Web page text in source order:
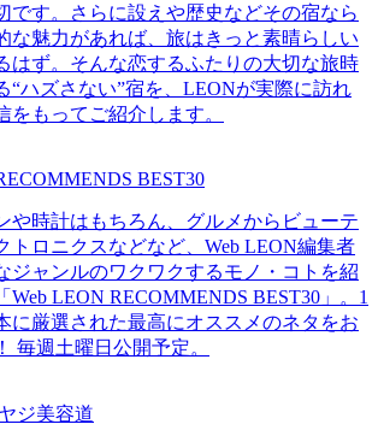
です。さらに設えや歴史などその宿なら
な魅力があれば、旅はきっと素晴らしい
はず。そんな恋するふたりの大切な旅時
“ハズさない”宿を、LEONが実際に訪れ
をもってご紹介します。
BEST30
や時計はもちろん、グルメからビューテ
トロニクスなどなど、Web LEON編集者
ジャンルのワクワクするモノ・コトを紹
Web LEON RECOMMENDS BEST30」。1
に厳選された最高にオススメのネタをお
毎週土曜日公開予定。
ジ美容道